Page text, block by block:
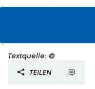
Textquelle: ©
TEILEN